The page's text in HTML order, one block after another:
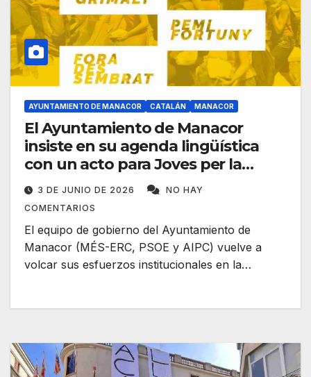
AYUNTAMIENTO DE MANACOR CATALÁN MANACOR
El Ayuntamiento de Manacor
insiste en su agenda lingüística
con un acto para Joves per la
Llengua
3 DE JUNIO DE 2026
NO HAY
COMENTARIOS
El equipo de gobierno del Ayuntamiento de
Manacor (MÉS-ERC, PSOE y AIPC) vuelve a
volcar sus esfuerzos institucionales en la…